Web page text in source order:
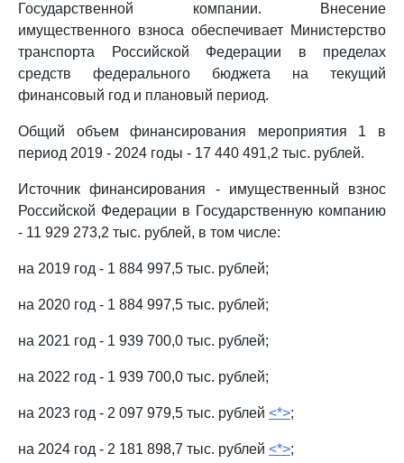
Государственной компании. Внесение
имущественного взноса обеспечивает Министерство
транспорта Российской Федерации в пределах
средств федерального бюджета на текущий
финансовый год и плановый период.
Общий объем финансирования мероприятия 1 в
период 2019 - 2024 годы - 17 440 491,2 тыс. рублей.
Источник финансирования - имущественный взнос
Российской Федерации в Государственную компанию
- 11 929 273,2 тыс. рублей, в том числе:
на 2019 год - 1 884 997,5 тыс. рублей;
на 2020 год - 1 884 997,5 тыс. рублей;
на 2021 год - 1 939 700,0 тыс. рублей;
на 2022 год - 1 939 700,0 тыс. рублей;
на 2023 год - 2 097 979,5 тыс. рублей <*>;
на 2024 год - 2 181 898,7 тыс. рублей <*>;